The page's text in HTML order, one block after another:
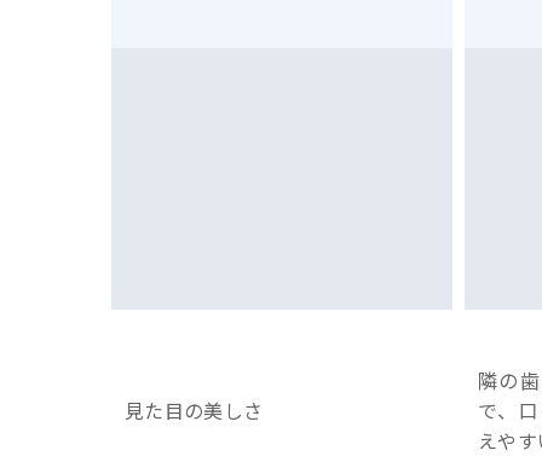
見た目の美しさ
隣の
で、
えや